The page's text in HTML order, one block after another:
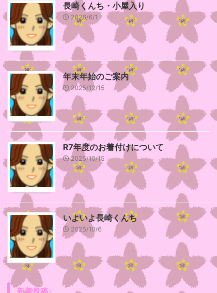
長崎くんち・小屋入り
2026/6/1
年末年始のご案内
2025/12/15
R7年度のお着付けについて
2025/10/15
いよいよ長崎くんち
2025/10/6
新着投稿♪